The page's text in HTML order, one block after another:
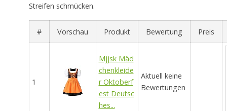
Streifen schmücken.
# Vorschau Produkt Bewertung Preis
1
Mjjsk Mäd
chenkleide
r Oktoberf
est Deutsc
hes...
Aktuell keine
Bewertungen